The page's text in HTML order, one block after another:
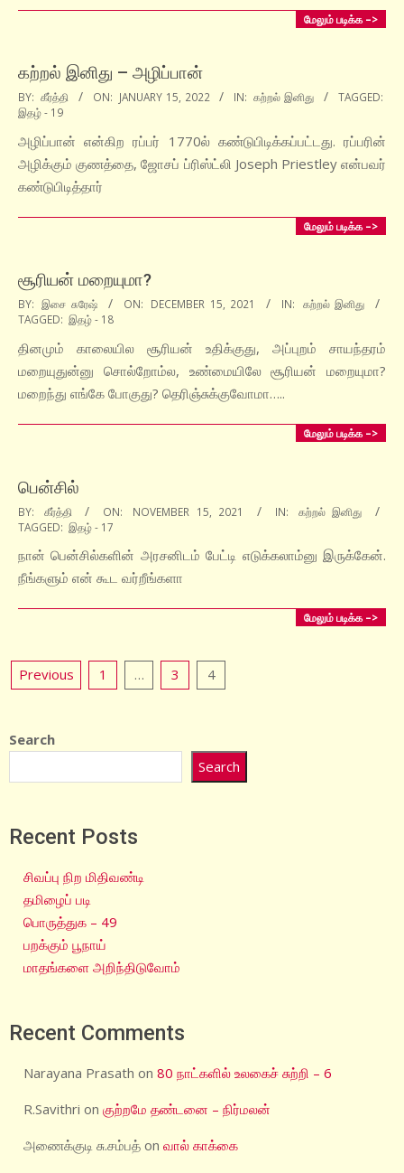
மேலும் படிக்க –>
கற்றல் இனிது – அழிப்பான்
2022-
01-
15
BY: கீர்த்தி ON: JANUARY 15, 2022 IN: கற்றல் இனிது
TAGGED:
இதழ் - 19
அழிப்பான் என்கிற ரப்பர் 1770ல் கண்டுபிடிக்கப்பட்டது. ரப்பரின்
அழிக்கும் குணத்தை, ஜோசப் ப்ரிஸ்ட்லி Joseph Priestley என்பவர்
கண்டுபிடித்தார்
மேலும் படிக்க –>
சூரியன் மறையுமா?
2021-
12-
15
BY: இசை சுரேஷ் ON: DECEMBER 15, 2021 IN:
கற்றல் இனிது
TAGGED: இதழ் - 18
தினமும் காலையில சூரியன் உதிக்குது, அப்புறம் சாயந்தரம்
மறையுதுன்னு சொல்றோம்ல, உண்மையிலே சூரியன் மறையுமா?
மறைந்து எங்கே போகுது? தெரிஞ்சுக்குவோமா…..
மேலும் படிக்க –>
பென்சில்
2021-
11-
15
BY: கீர்த்தி ON: NOVEMBER 15, 2021 IN:
கற்றல் இனிது
TAGGED: இதழ் - 17
நான் பென்சில்களின் அரசனிடம் பேட்டி எடுக்கலாம்னு இருக்கேன்.
நீங்களும் என் கூட வர்றீங்களா
மேலும் படிக்க –>
Posts
Previous 1 … 3 4
Search
Search
Recent Posts
சிவப்பு நிற மிதிவண்டி
தமிழைப் படி
பொருத்துக – 49
பறக்கும் பூநாய்
மாதங்களை அறிந்திடுவோம்
Recent Comments
Narayana Prasath on80 நாட்களில் உலகைச் சுற்றி – 6
R.Savithri onகுற்றமே தண்டனை – நிர்மலன்
அணைக்குடி சு.சம்பத் onவால் காக்கை